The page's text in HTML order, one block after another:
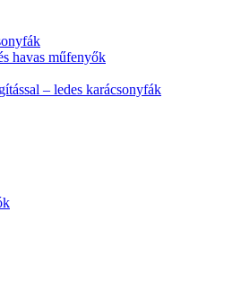
havas műfenyők
– ledes karácsonyfák